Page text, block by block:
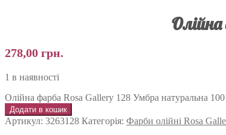
278,00 грн.
1 в наявності
Олійна фарба Rosa Gallery 128 Умбра натуральна 100
Додати в кошик
Артикул: 3263128 Категорія: Фарби олійні Rosa